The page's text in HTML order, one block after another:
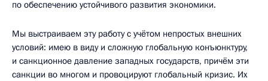
по обеспечению устойчивого развития экономики.
Мы выстраиваем эту работу с учётом непростых внешних
условий: имею в виду и сложную глобальную конъюнктуру,
и санкционное давление западных государств, причём эти
санкции во многом и провоцируют глобальный кризис. Их